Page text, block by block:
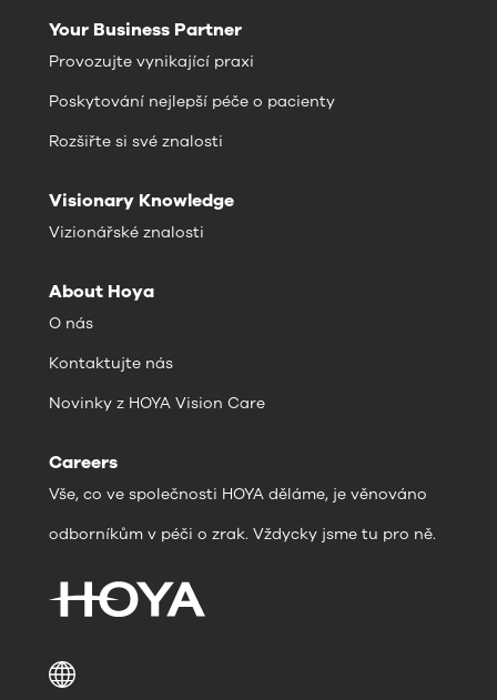
Your Business Partner
Provozujte vynikající praxi
Poskytování nejlepší péče o pacienty
Rozšiřte si své znalosti
Visionary Knowledge
Vizionářské znalosti
About Hoya
O nás
Kontaktujte nás
Novinky z HOYA Vision Care
Careers
Vše, co ve společnosti HOYA děláme, je věnováno
odborníkům v péči o zrak. Vždycky jsme tu pro ně.